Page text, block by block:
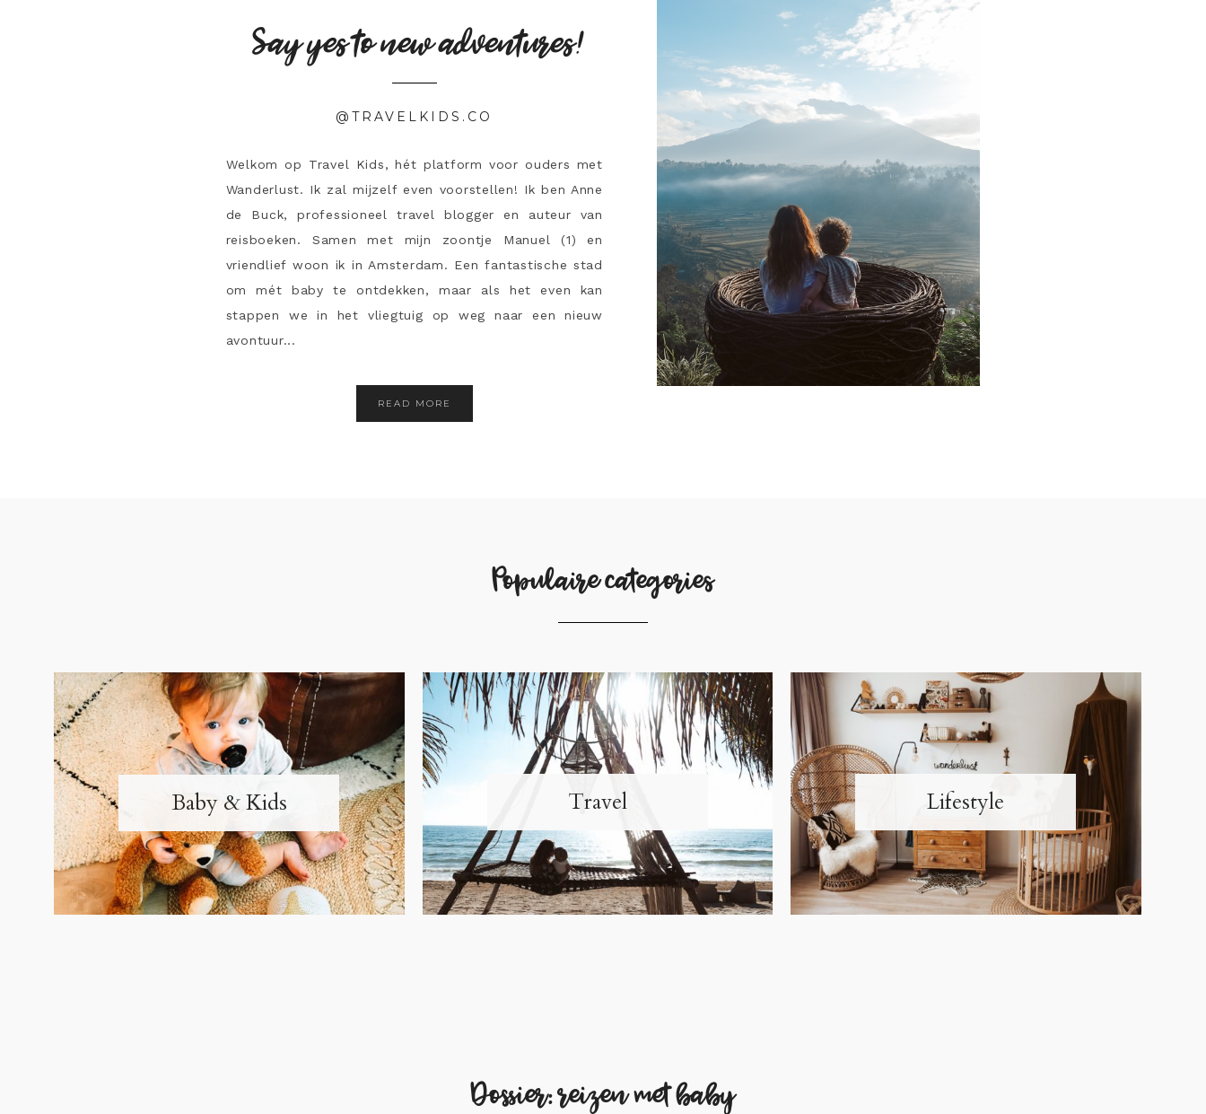
Say yes to new adventures!
@TRAVELKIDS.CO
Welkom op Travel Kids, hét platform voor ouders met
Wanderlust. Ik zal mijzelf even voorstellen! Ik ben Anne
de Buck, professioneel travel blogger en auteur van
reisboeken. Samen met mijn zoontje Manuel (1) en
vriendlief woon ik in Amsterdam. Een fantastische stad
om mét baby te ontdekken, maar als het even kan
stappen we in het vliegtuig op weg naar een nieuw
avontuur...
READ MORE
Populaire categories
Baby & Kids Travel Lifestyle
Dossier: reizen met baby